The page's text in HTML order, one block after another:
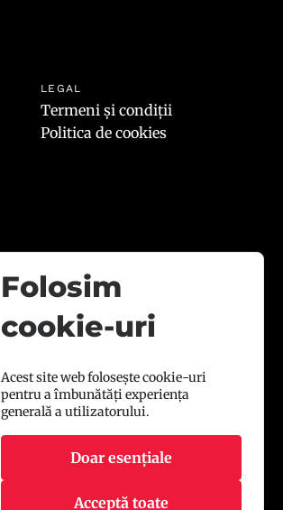
LEGAL
Termeni și condiții
Politica de cookies
Folosim
cookie-uri
Acest site web folosește cookie-uri
pentru a îmbunătăți experiența
generală a utilizatorului.
Doar esențiale
Acceptă toate